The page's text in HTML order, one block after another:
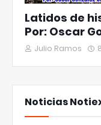
Latidos de
Por: Oscar
Julio Ramos
Noticias